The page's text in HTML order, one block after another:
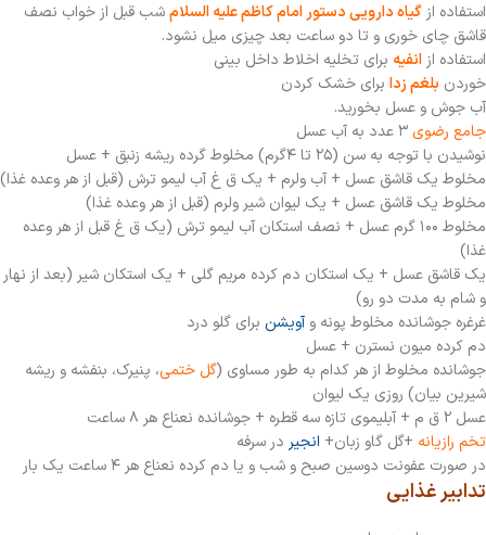
استفاده ازگیاه دارویی دستور امام كاظم علیه السلامشب قبل از خواب نصف
قاشق چاى خورى و تا دو ساعت بعد چيزى ميل نشود.
استفاده ازانفیه برای تخلیه اخلاط داخل بینی
خوردن بلغم زدا برای خشک کردن
آب جوش و عسل بخورید.
جامع رضوی
نوشیدن با توجه به سن (۲۵ تا ۴گرم) مخلوط گرده ریشه زنبق + عسل
مخلوط یک قاشق عسل + آب ولرم + یک ق غ آب لیمو ترش (قبل از هر وعده غذا)
مخلوط یک قاشق عسل + یک لیوان شیر ولرم (قبل از هر وعده غذا)
مخلوط ۱۰۰ گرم عسل + نصف استکان آب لیمو ترش (یک ق غ قبل از هر وعده
غذا)
یک قاشق عسل + یک استکان دم کرده مریم گلی + یک استکان شیر (بعد از نهار
و شام به مدت دو رو)
غرغره جوشانده مخلوط پونه وآویشن برای گلو درد
دم کرده میون نسترن + عسل
جوشانده مخلوط از هر کدام به طور مساوی (گل ختمی، پنیرک، بنفشه و ریشه
شیرین بیان) روزی یک لیوان
عسل ۲ ق م + آبلیموی تازه سه قطره + جوشانده نعناع هر ۸ ساعت
تخم رازیانه +گل گاو زبان+ انجیر در سرفه
در صورت عفونت دوسین صبح و شب و یا دم کرده نعناع هر ۴ ساعت یک بار
تدابیر غذایی